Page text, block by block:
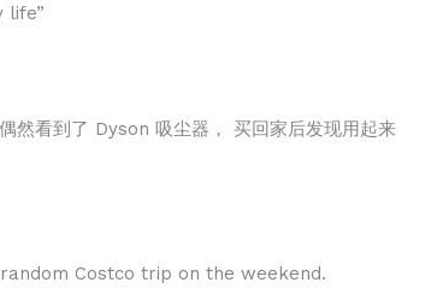
life”
看到了 Dyson 吸尘器， 买回家后发现用起来
Costco trip on the weekend.